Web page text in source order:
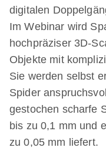
digitalen
Im Webinar wird
hochpräziser 3D-
Objekte mit
Sie werden selbst
Spider
gestochen scharfe
bis zu 0,1 mm und
zu 0,05 mm liefert.